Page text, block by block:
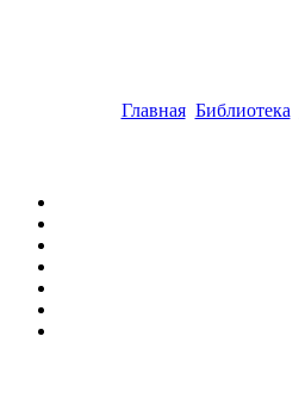
Главная Библиотека